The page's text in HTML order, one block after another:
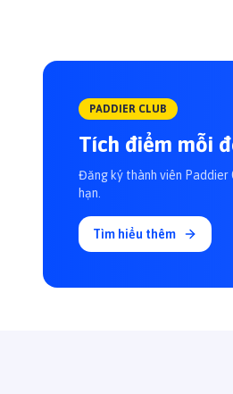
PADDIER CLUB
Tích điểm mỗi
Đăng ký thành viên Paddier
hạn.
Tìm hiểu thêm